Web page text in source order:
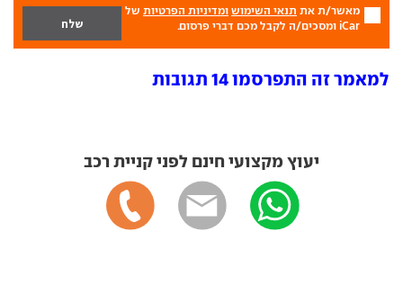
מאשר/ת את תנאי השימוש ומדיניות הפרטיות של
iCar ומסכים/ה לקבל מכם דברי פרסום.
למאמר זה התפרסמו 14 תגובות
יעוץ מקצועי חינם לפני קניית רכב